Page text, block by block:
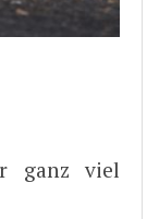
ganz viel